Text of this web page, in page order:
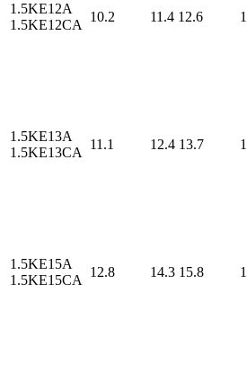
1.5KE12A
1.5KE12CA
10.2 11.4 12.6 1
1.5KE13A
1.5KE13CA
11.1 12.4 13.7 1
1.5KE15A
1.5KE15CA
12.8 14.3 15.8 1